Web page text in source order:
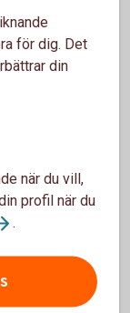
för dig. Det
din
när du vill,
profil när du
.